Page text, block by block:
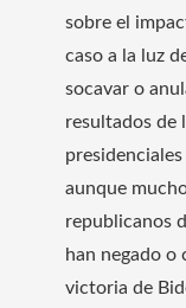
sobre el
caso a la luz
socavar o
resultados de
aunque
republicanos
han negado o
victoria de